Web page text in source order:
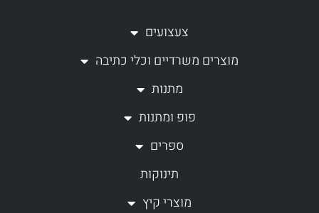
b
o
o
k
f
a
r
a
צעצועים
מוצרים משרדיים וכלי כתיבה
מתנות
פופ ומתנות
ספרים
תינוקות
מוצרי קיץ